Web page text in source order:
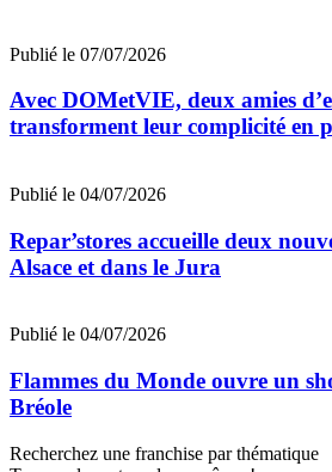
Publié le 07/07/2026
Avec DOMetVIE, deux amies
transforment leur complicité en
Publié le 04/07/2026
Repar’stores accueille deux
Alsace et dans le Jura
Publié le 04/07/2026
Flammes du Monde ouvre un
Bréole
Recherchez une franchise par thématique